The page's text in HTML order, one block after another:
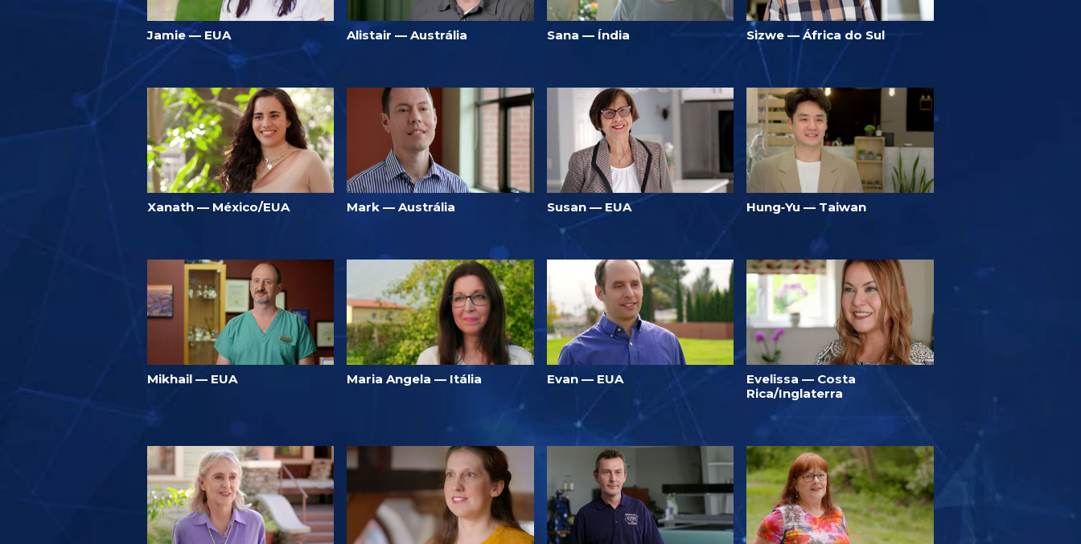
Jamie — EUA Alistair — Austrália Sana — Índia Sizwe — África do Sul
Xanath — México/EUA Mark — Austrália Susan — EUA Hung‑Yu — Taiwan
Mikhail — EUA Maria Angela — Itália Evan — EUA
Evelissa — Costa
Rica/Inglaterra